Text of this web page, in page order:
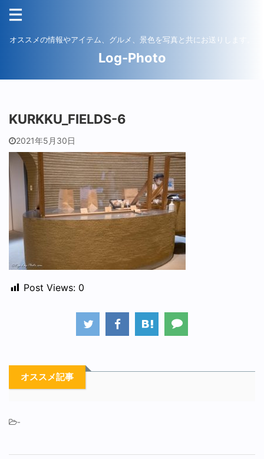
オススメの情報やアイテム、グルメ、景色を写真と共にお送りします。
Log-Photo
KURKKU_FIELDS-6
2021年5月30日
Post Views: 0
オススメ記事
-